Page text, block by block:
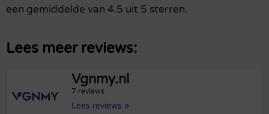
een gemiddelde van 4.5 uit 5 sterren.
Lees meer reviews:
Vgnmy.nl
7 reviews
Lees reviews »